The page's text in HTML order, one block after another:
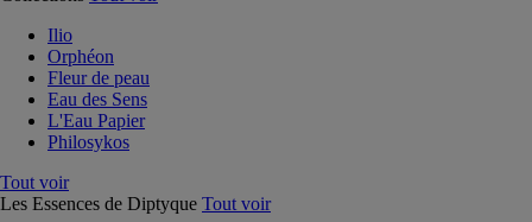
Ilio
Orphéon
Fleur de peau
Eau des Sens
L'Eau Papier
Philosykos
Tout voir
Les Essences de Diptyque Tout voir